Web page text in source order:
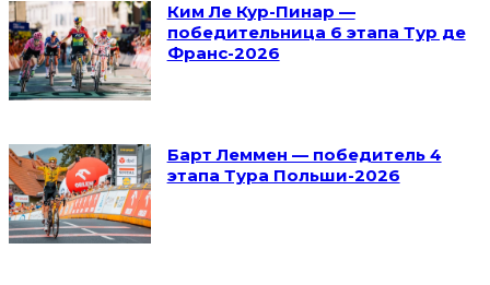
Ким Ле Кур-Пинар —
победительница 6 этапа Тур де
Франс-2026
Барт Леммен — победитель 4
этапа Тура Польши-2026